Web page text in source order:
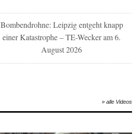
Bombendrohne: Leipzig entgeht knapp
einer Katastrophe – TE-Wecker am 6.
August 2026
» alle Videos